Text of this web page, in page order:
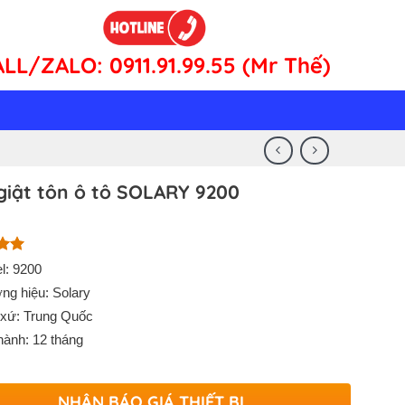
ZALO: 0911.91.99.55 (Mr Thế)
tôn ô tô SOLARY 9200
5
9200
hiệu: Solary
Trung Quốc
12 tháng